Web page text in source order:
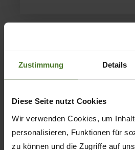
Zustimmung Details
Diese Seite nutzt Cookies
Wir verwenden Cookies, um
personalisieren, Funktionen für
zu können und die Zugriffe auf